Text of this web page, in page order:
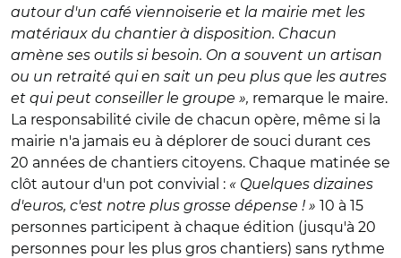
autour d'un café viennoiserie et la mairie met les
matériaux du chantier à disposition. Chacun
amène ses outils si besoin. On a souvent un artisan
ou un retraité qui en sait un peu plus que les autres
et qui peut conseiller le groupe », remarque le maire.
La responsabilité civile de chacun opère, même si la
mairie n'a jamais eu à déplorer de souci durant ces
20 années de chantiers citoyens. Chaque matinée se
clôt autour d'un pot convivial : « Quelques dizaines
d'euros, c'est notre plus grosse dépense ! » 10 à 15
personnes participent à chaque édition (jusqu'à 20
personnes pour les plus gros chantiers) sans rythme